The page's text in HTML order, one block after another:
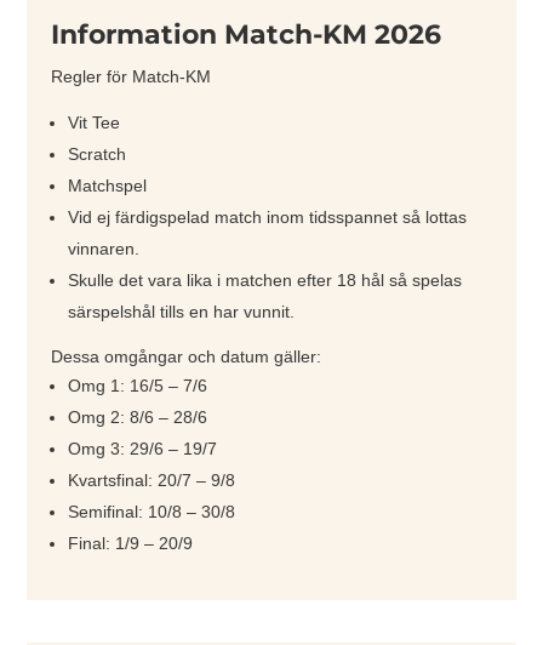
Information Match-KM 2026
Regler för Match-KM
Vit Tee
Scratch
Matchspel
Vid ej färdigspelad match inom tidsspannet så lottas
vinnaren.
Skulle det vara lika i matchen efter 18 hål så spelas
särspelshål tills en har vunnit.
Dessa omgångar och datum gäller:
Omg 1: 16/5 – 7/6
Omg 2: 8/6 – 28/6
Omg 3: 29/6 – 19/7
Kvartsfinal: 20/7 – 9/8
Semifinal: 10/8 – 30/8
Final: 1/9 – 20/9